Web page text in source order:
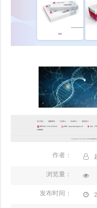
作者：
浏览量：
发布时间：